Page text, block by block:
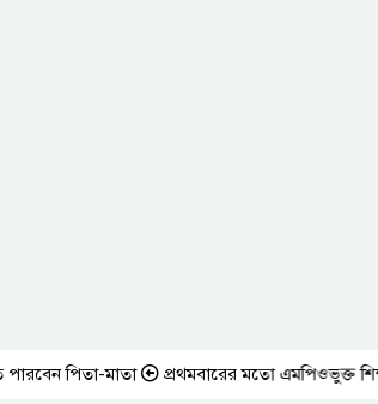
পিতা-মাতা প্রথমবারের মতো এমপিওভুক্ত শিক্ষকদের